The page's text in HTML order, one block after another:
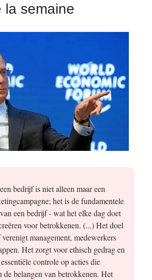
la semaine
bedrijf is niet alleen maar een
het is de fundamentele
een bedrijf - wat het elke dag doet
voor betrokkenen. (...) Het doel
management, medewerkers
Het zorgt voor ethisch gedrag en
controle op acties die
de belangen van betrokkenen. Het